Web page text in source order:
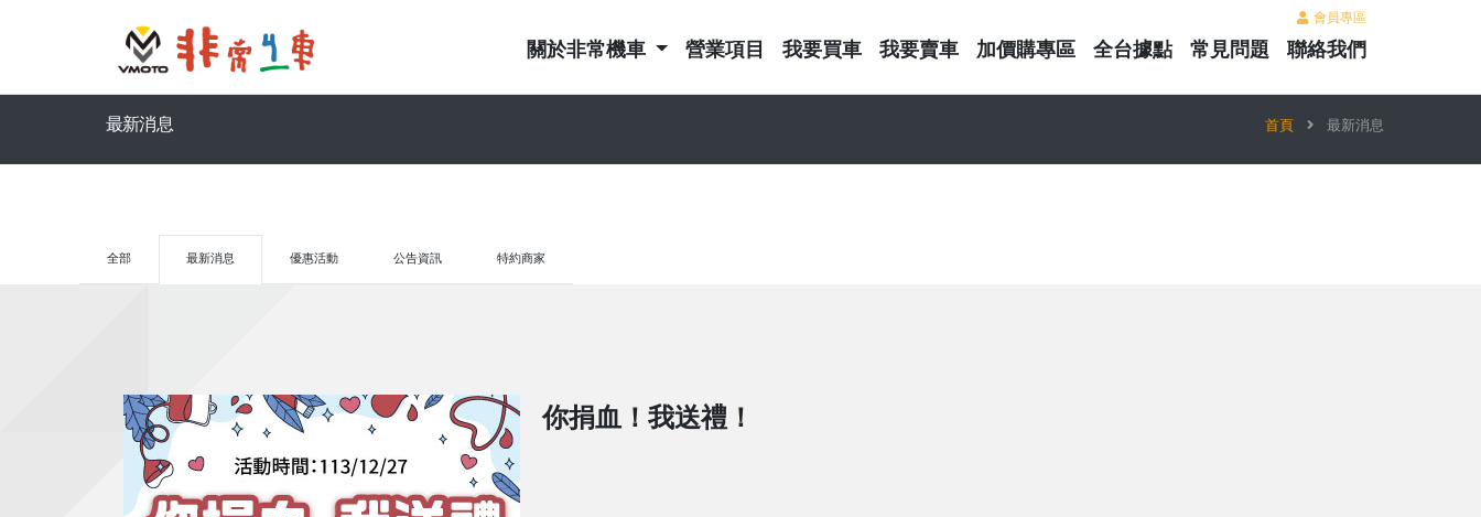
會員專區
關於非常機車 營業項目 我要買車 我要賣車 加價購專區 全台據點 常見問題 聯絡我們
最新消息 首頁 最新消息
全部 最新消息 優惠活動 公告資訊 特約商家
你捐血！我送禮！